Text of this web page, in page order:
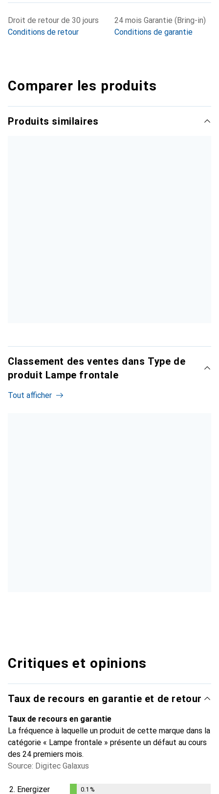
Droit de retour de 30 jours
Conditions de retour
24 mois Garantie (Bring-in)
Conditions de garantie
Comparer les produits
Produits similaires
Classement des ventes dans Type de
produit Lampe frontale
Tout afficher
Critiques et opinions
Taux de recours en garantie et de retour
Taux de recours en garantie
La fréquence à laquelle un produit de cette marque dans la
catégorie « Lampe frontale » présente un défaut au cours
des 24 premiers mois.
Source: Digitec Galaxus
2. Energizer 0.1 %